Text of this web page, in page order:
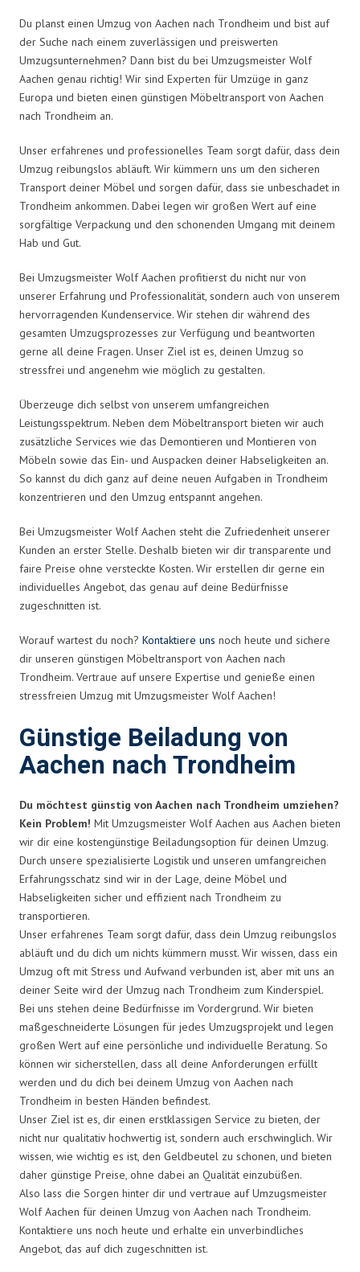
Du planst einen Umzug von Aachen nach Trondheim und bist auf
der Suche nach einem zuverlässigen und preiswerten
Umzugsunternehmen? Dann bist du bei Umzugsmeister Wolf
Aachen genau richtig! Wir sind Experten für Umzüge in ganz
Europa und bieten einen günstigen Möbeltransport von Aachen
nach Trondheim an.
Unser erfahrenes und professionelles Team sorgt dafür, dass dein
Umzug reibungslos abläuft. Wir kümmern uns um den sicheren
Transport deiner Möbel und sorgen dafür, dass sie unbeschadet in
Trondheim ankommen. Dabei legen wir großen Wert auf eine
sorgfältige Verpackung und den schonenden Umgang mit deinem
Hab und Gut.
Bei Umzugsmeister Wolf Aachen profitierst du nicht nur von
unserer Erfahrung und Professionalität, sondern auch von unserem
hervorragenden Kundenservice. Wir stehen dir während des
gesamten Umzugsprozesses zur Verfügung und beantworten
gerne all deine Fragen. Unser Ziel ist es, deinen Umzug so
stressfrei und angenehm wie möglich zu gestalten.
Überzeuge dich selbst von unserem umfangreichen
Leistungsspektrum. Neben dem Möbeltransport bieten wir auch
zusätzliche Services wie das Demontieren und Montieren von
Möbeln sowie das Ein- und Auspacken deiner Habseligkeiten an.
So kannst du dich ganz auf deine neuen Aufgaben in Trondheim
konzentrieren und den Umzug entspannt angehen.
Bei Umzugsmeister Wolf Aachen steht die Zufriedenheit unserer
Kunden an erster Stelle. Deshalb bieten wir dir transparente und
faire Preise ohne versteckte Kosten. Wir erstellen dir gerne ein
individuelles Angebot, das genau auf deine Bedürfnisse
zugeschnitten ist.
Worauf wartest du noch? Kontaktiere uns noch heute und sichere
dir unseren günstigen Möbeltransport von Aachen nach
Trondheim. Vertraue auf unsere Expertise und genieße einen
stressfreien Umzug mit Umzugsmeister Wolf Aachen!
Günstige Beiladung von
Aachen nach Trondheim
Du möchtest günstig von Aachen nach Trondheim umziehen?
Kein Problem! Mit Umzugsmeister Wolf Aachen aus Aachen bieten
wir dir eine kostengünstige Beiladungsoption für deinen Umzug.
Durch unsere spezialisierte Logistik und unseren umfangreichen
Erfahrungsschatz sind wir in der Lage, deine Möbel und
Habseligkeiten sicher und effizient nach Trondheim zu
transportieren.
Unser erfahrenes Team sorgt dafür, dass dein Umzug reibungslos
abläuft und du dich um nichts kümmern musst. Wir wissen, dass ein
Umzug oft mit Stress und Aufwand verbunden ist, aber mit uns an
deiner Seite wird der Umzug nach Trondheim zum Kinderspiel.
Bei uns stehen deine Bedürfnisse im Vordergrund. Wir bieten
maßgeschneiderte Lösungen für jedes Umzugsprojekt und legen
großen Wert auf eine persönliche und individuelle Beratung. So
können wir sicherstellen, dass all deine Anforderungen erfüllt
werden und du dich bei deinem Umzug von Aachen nach
Trondheim in besten Händen befindest.
Unser Ziel ist es, dir einen erstklassigen Service zu bieten, der
nicht nur qualitativ hochwertig ist, sondern auch erschwinglich. Wir
wissen, wie wichtig es ist, den Geldbeutel zu schonen, und bieten
daher günstige Preise, ohne dabei an Qualität einzubüßen.
Also lass die Sorgen hinter dir und vertraue auf Umzugsmeister
Wolf Aachen für deinen Umzug von Aachen nach Trondheim.
Kontaktiere uns noch heute und erhalte ein unverbindliches
Angebot, das auf dich zugeschnitten ist.